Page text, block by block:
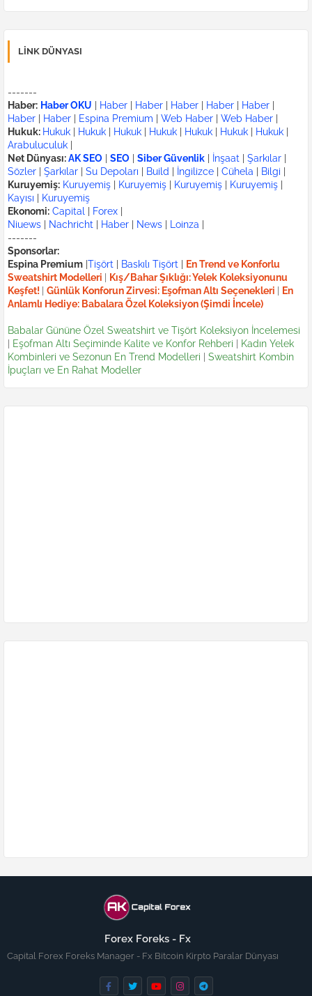
LINK DÜNYASI
-------
Haber: Haber OKU | Haber | Haber | Haber | Haber | Haber |
Haber | Haber | Espina Premium | Web Haber | Web Haber |
Hukuk: Hukuk | Hukuk | Hukuk | Hukuk | Hukuk | Hukuk | Hukuk |
Arabuluculuk |
Net Dünyası:AK SEO | SEO | Siber Güvenlik | İnşaat | Şarkılar |
Sözler | Şarkılar | Su Depoları | Build | İngilizce | Cühela | Bilgi |
Kuruyemiş: Kuruyemiş | Kuruyemiş | Kuruyemiş | Kuruyemiş |
Kayısı | Kuruyemiş
Ekonomi: Capital | Forex |
Niuews | Nachricht | Haber | News | Loinza |
-------
Sponsorlar:
Espina Premium |Tişört | Baskılı Tişört | En Trend ve Konforlu
Sweatshirt Modelleri | Kış/Bahar Şıklığı: Yelek Koleksiyonunu
Keşfet! | Günlük Konforun Zirvesi: Eşofman Altı Seçenekleri | En
Anlamlı Hediye: Babalara Özel Koleksiyon (Şimdi İncele)
Babalar Gününe Özel Sweatshirt ve Tişört Koleksiyon İncelemesi
| Eşofman Altı Seçiminde Kalite ve Konfor Rehberi | Kadın Yelek
Kombinleri ve Sezonun En Trend Modelleri | Sweatshirt Kombin
İpuçları ve En Rahat Modeller
Forex Foreks - Fx
Capital Forex Foreks Manager - Fx Bitcoin Kirpto Paralar Dünyası